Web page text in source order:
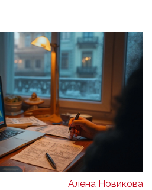
Алена Новикова